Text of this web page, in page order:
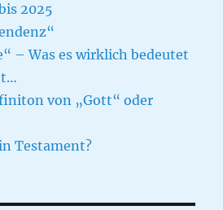
2025
– Was es wirklich bedeutet
von „Gott“ oder
Testament?